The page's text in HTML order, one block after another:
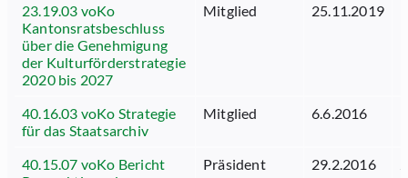
23.19.03 voKo
Kantonsratsbeschluss
über die Genehmigung
der Kulturförderstrategie
2020 bis 2027
Mitglied 25.11.2019
40.16.03 voKo Strategie
für das Staatsarchiv
Mitglied 6.6.2016
40.15.07 voKo Bericht
Präsident 29.2.2016